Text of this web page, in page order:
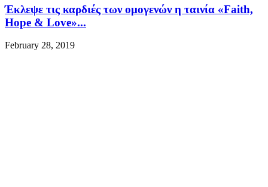
Έκλεψε τις καρδιές των ομογενών η ταινία «Faith,
Hope & Love»...
February 28, 2019